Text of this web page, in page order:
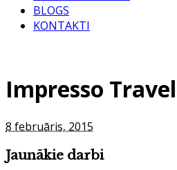
BLOGS
KONTAKTI
Impresso Travel
8 februāris, 2015
Jaunākie darbi